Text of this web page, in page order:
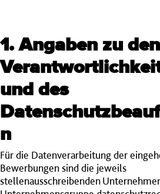
1. Angaben zu den
und des
n
Für die Datenverarbeitung der
Bewerbungen sind die jeweils
stellenausschreibenden